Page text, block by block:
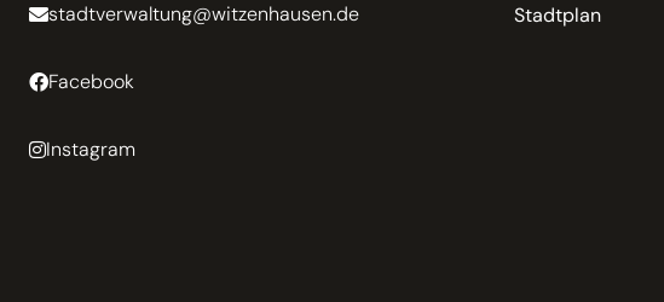
stadtverwaltung@witzenhausen.de
Facebook
Instagram
Stadtplan